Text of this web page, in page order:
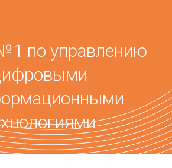
по управлению